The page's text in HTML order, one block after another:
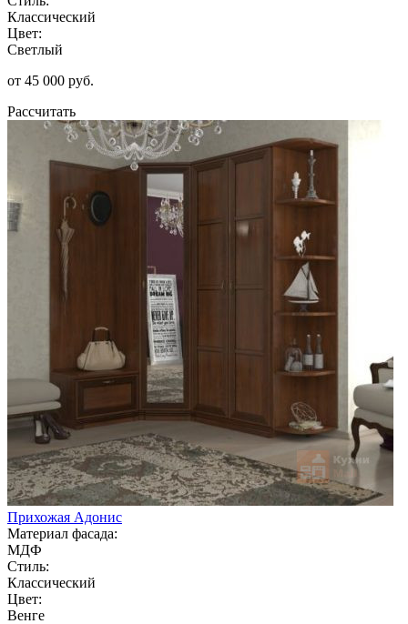
Классический
Цвет:
Светлый
от 45 000 руб.
Рассчитать
Прихожая Адонис
Материал фасада:
МДФ
Стиль:
Классический
Цвет:
Венге